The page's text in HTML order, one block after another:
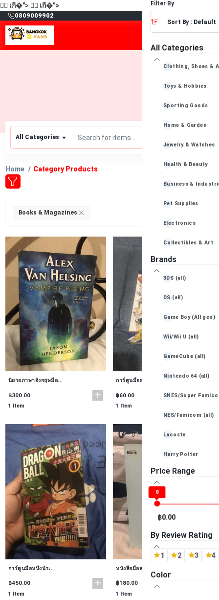
🙋‍♂️ เกี�"> 🙋‍♂️ เกี�">
0809009902
All Categories
Home Category Products
Filter By
Sort By : Default
All Categories
Clothing, Shoes &
Toys & Hobbies
Sporting Goods
Home & Garden
Jewelry & Watches
Health & Beauty
Business &
Pet Supplies
Electronics
Collectibles & Art
Books, Movies &
Baby Essentials
Brands
3DS (all)
DS (all)
Game Boy (All gen)
Wii/Wii U (all)
GameCube (all)
Nintendo 64 (all)
SNES/Super
NES/Famicom (all)
Lacoste
Harry Potter
Louis Vuitton
Playstation (PS3)
Playstation (PS2)
Playstation (PS1)
-- ไม่ระบุ Brand --
Price Range
0
฿0.00
By Review Rating
1 2 3 4
Color
Books & Magazines
นิยายภาษาอังกฤษมือ...
฿300.00
1 Item
การ์ตูนมือสอง ศึกต...
฿60.00
1 Item
การ์ตูนมือหนึ่งนำเ...
฿450.00
1 Item
หนังสือมือสอง Mark...
฿180.00
1 Item